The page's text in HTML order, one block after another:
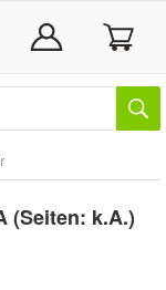
(Seiten: k.A.)